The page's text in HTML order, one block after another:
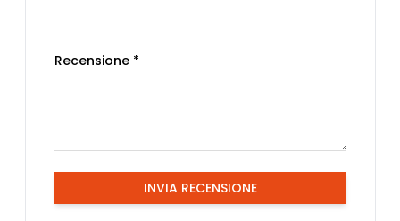
Recensione *
INVIA RECENSIONE